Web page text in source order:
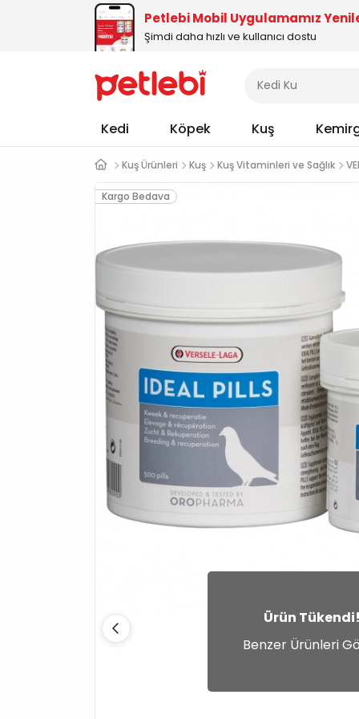
Petlebi Mobil Uygulamamız
Şimdi daha hızlı ve kullanıcı dostu
Kedi Köpek Kuş
Kuş Ürünleri Kuş Kuş Vitaminleri ve Sağlık
Ürün Tükendi!
Benzer Ürünleri
Kargo Bedava